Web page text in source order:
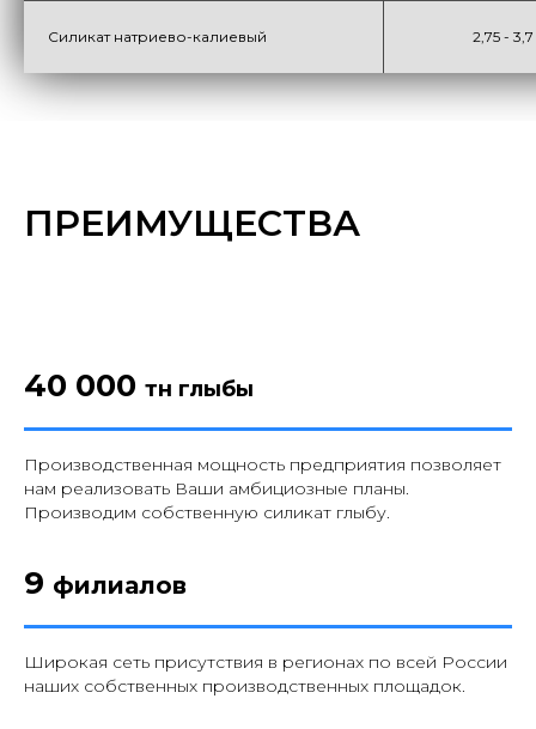
Силикат натриево-калиевый 2,75 - 3,7
ПРЕИМУЩЕСТВА
40 000 тн глыбы
Производственная мощность предприятия позволяет
нам реализовать Ваши амбициозные планы.
Производим собственную силикат глыбу.
9 филиалов
Широкая сеть присутствия в регионах по всей России
наших собственных производственных площадок.